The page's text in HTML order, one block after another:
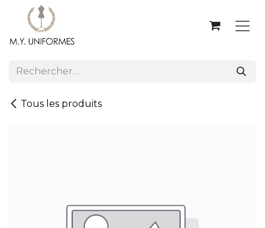
Se rendre au contenu
Tous les produits